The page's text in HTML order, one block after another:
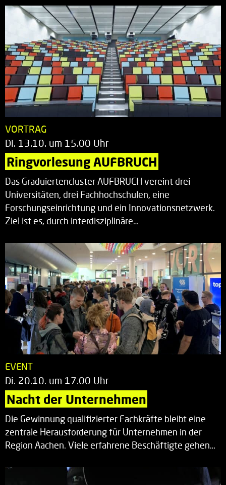
VORTRAG
Di. 13.10. um 15.00 Uhr
Ringvorlesung AUFBRUCH
Das Graduiertencluster AUFBRUCH vereint drei
Universitäten, drei Fachhochschulen, eine
Forschungseinrichtung und ein Innovationsnetzwerk.
Ziel ist es, durch interdisziplinäre…
EVENT
Di. 20.10. um 17.00 Uhr
Nacht der Unternehmen
Die Gewinnung qualifizierter Fachkräfte bleibt eine
zentrale Herausforderung für Unternehmen in der
Region Aachen. Viele erfahrene Beschäftigte gehen…